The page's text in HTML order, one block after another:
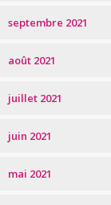
septembre 2021
août 2021
juillet 2021
juin 2021
mai 2021